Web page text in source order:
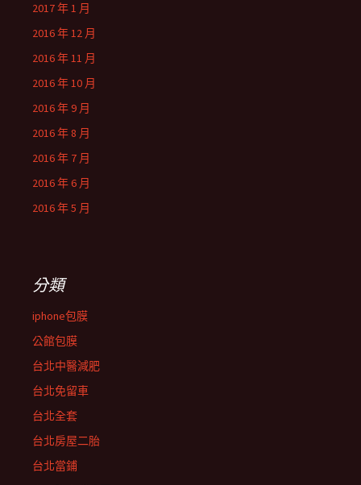
2017 年 1 月
2016 年 12 月
2016 年 11 月
2016 年 10 月
2016 年 9 月
2016 年 8 月
2016 年 7 月
2016 年 6 月
2016 年 5 月
分類
iphone包膜
公館包膜
台北中醫減肥
台北免留車
台北全套
台北房屋二胎
台北當鋪